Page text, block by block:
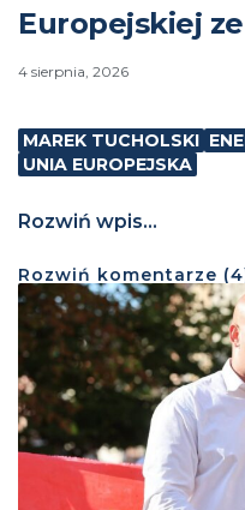
Europejskiej
4 sierpnia, 2026
MAREK TUCHOLSKI
UNIA EUROPEJSKA
Rozwiń wpis...
Rozwiń komentarze (4